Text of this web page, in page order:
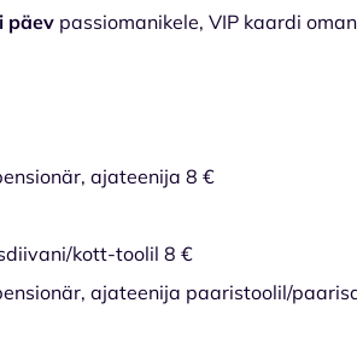
päev passiomanikele, VIP kaardi
ajateenija 8 €
kott-toolil 8 €
ajateenija paaristoolil/